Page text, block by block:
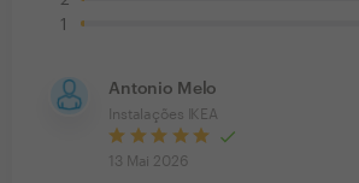
1
Antonio Melo
Instalações IKEA
13 Mai 2026